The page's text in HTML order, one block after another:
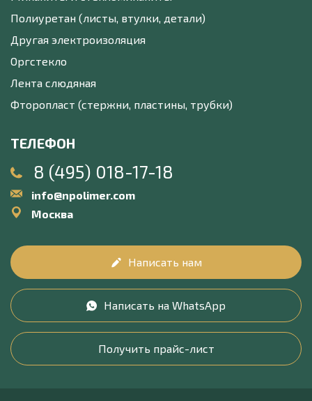
Полиуретан (листы, втулки, детали)
Другая электроизоляция
Оргстекло
Лента слюдяная
Фторопласт (стержни, пластины, трубки)
ТЕЛЕФОН
8 (495) 018-17-18
info@npolimer.com
Москва
Написать нам
Написать на WhatsApp
Получить прайс-лист